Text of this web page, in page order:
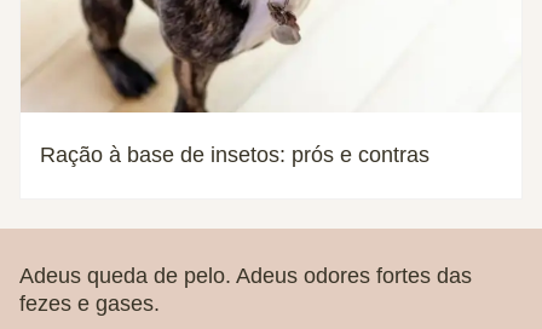
Ração à base de insetos: prós e contras
Adeus queda de pelo. Adeus odores fortes das
fezes e gases.